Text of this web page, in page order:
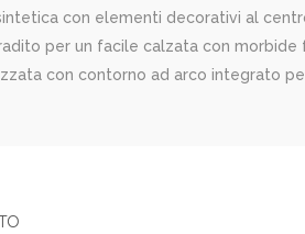
con elementi decorativi al
per un facile calzata con morbide
con contorno ad arco integrato